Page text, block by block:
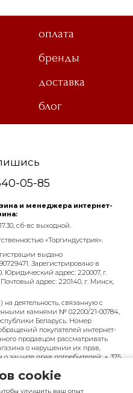
оплата
бренды
доставка
блог
05-85
и менеджера интернет-
сб-вс выходной.
«Торгиндустрия».
выдано
Зарегистрировано в
Юридический адрес: 220007, г.
адрес: 220140, г. Минск,
деятельность, связанную с
камнями № 02200/21-00784,
Беларусь. Номер
покупателей интернет-
продавцом рассматривать
о нарушении их прав,
защите прав потребителей: + 375
граждан и юридических лиц
комитета, администрация
cookie
улучшить ваш опыт